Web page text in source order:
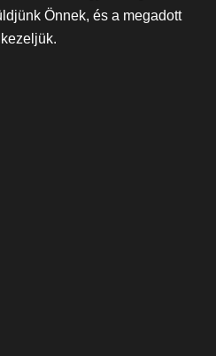
Önnek, és a megadott